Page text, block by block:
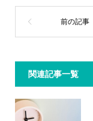
関連記事一覧